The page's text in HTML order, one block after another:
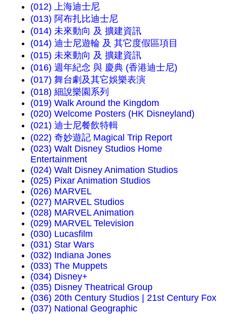
(012) 上海迪士尼
(013) 阿布扎比迪士尼
(014) 未來動向 及 擴建資訊
(014) 迪士尼遊輪 及 其它度假區項目
(015) 未來動向 及 擴建資訊
(016) 週年紀念 與 慶典 (香港迪士尼)
(017) 舞台劇及其它娛樂表演
(018) 細說樂園系列
(019) Walk Around the Kingdom
(020) Welcome Posters (HK Disneyland)
(021) 迪士尼餐飲特輯
(022) 奇妙遊記 Magical Trip Report
(023) Walt Disney Studios Home
Entertainment
(024) Walt Disney Animation Studios
(025) Pixar Animation Studios
(026) MARVEL
(027) MARVEL Studios
(028) MARVEL Animation
(029) MARVEL Television
(030) Lucasfilm
(031) Star Wars
(032) Indiana Jones
(033) The Muppets
(034) Disney+
(035) Disney Theatrical Group
(036) 20th Century Studios | 21st Century Fox
(037) National Geographic